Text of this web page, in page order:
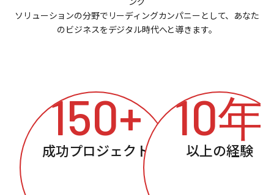
ソリューションの分野でリーディングカンパニーとして、あなた
のビジネスをデジタル時代へと導きます。
150+
成功プロジェクト
10年
以上の経験